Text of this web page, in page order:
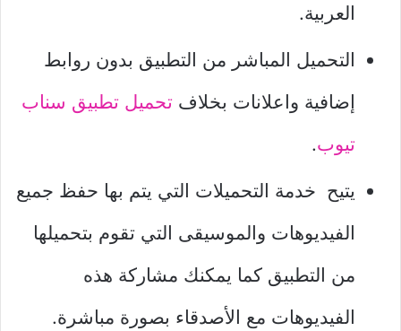
العربية.
التحميل المباشر من التطبيق بدون روابط
إضافية واعلانات بخلاف تحميل تطبيق سناب
تيوب.
يتيح خدمة التحميلات التي يتم بها حفظ جميع
الفيديوهات والموسيقى التي تقوم بتحميلها
من التطبيق كما يمكنك مشاركة هذه
الفيديوهات مع الأصدقاء بصورة مباشرة.